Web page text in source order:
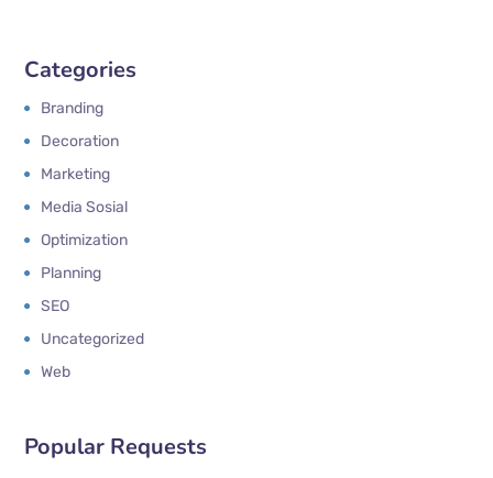
Categories
Branding
Decoration
Marketing
Media Sosial
Optimization
Planning
SEO
Uncategorized
Web
Popular Requests